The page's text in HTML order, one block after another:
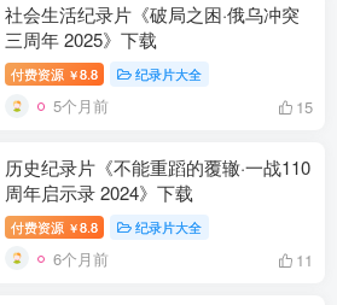
社会生活纪录片《破局之困·俄乌冲突
三周年 2025》下载
付费资源 ￥8.8 纪录片大全
5个月前 15
历史纪录片《不能重蹈的覆辙·一战110
周年启示录 2024》下载
付费资源 ￥8.8 纪录片大全
6个月前 11